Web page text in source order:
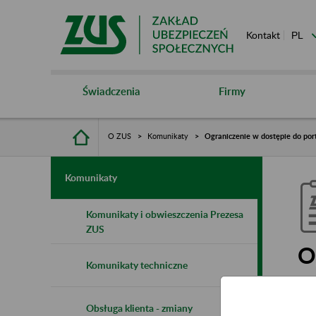
Kontakt
Świadczenia Firmy
O ZUS Komunikaty Ograniczenie w dostępie do
Komunikaty
Komunikaty i obwieszczenia Prezesa
ZUS
Komunikaty techniczne
Obsługa klienta - zmiany